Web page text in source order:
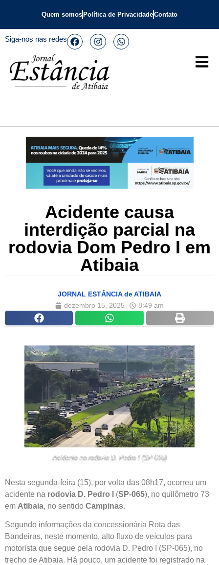
Quem somos Política de PrivacidadeContato
Siga-nos nas redes
Acidente causa
interdição parcial na
rodovia Dom Pedro I em
Atibaia
JORNAL ESTÂNCIA de ATIBAIA
dezembro 15, 2025
8:49 am
Acidente na rodovia D. Pedro I (SP-065)
Nesta segunda-feira (15), por volta das 08h17, ocorreu um
acidente na rodovia D. Pedro I (SP-065), no quilômetro 73
em Atibaia, no sentido Campinas.
Segundo informações da concessionária Rota das
Bandeiras, neste momento, alto fluxo de veículos para
motorista que segue pela rodovia D. Pedro I (SP-065), no
trecho de Atibaia. Há pouco, um acidente foi registrado na